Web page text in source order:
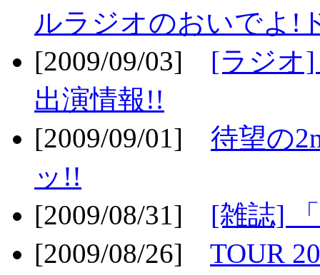
ルラジオのおいでよ!
[2009/09/03] [ラジオ]
出演情報!!
[2009/09/01] 待望の
ッ!!
[2009/08/31] [雑誌]
[2009/08/26] TOUR